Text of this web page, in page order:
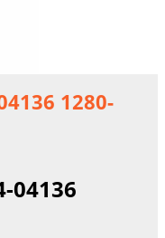
1280-
04136